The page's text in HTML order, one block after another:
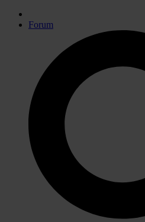
Forum